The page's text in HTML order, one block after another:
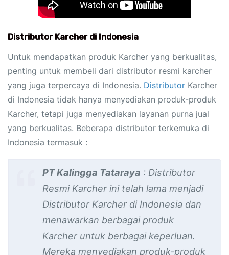
Distributor Karcher di Indonesia
Untuk mendapatkan produk Karcher yang berkualitas,
penting untuk membeli dari distributor resmi karcher
yang juga terpercaya di Indonesia. Distributor Karcher
di Indonesia tidak hanya menyediakan produk-produk
Karcher, tetapi juga menyediakan layanan purna jual
yang berkualitas. Beberapa distributor terkemuka di
Indonesia termasuk :
PT Kalingga Tataraya : Distributor
Resmi Karcher ini telah lama menjadi
Distributor Karcher di Indonesia dan
menawarkan berbagai produk
Karcher untuk berbagai keperluan.
Mereka menyediakan produk-produk